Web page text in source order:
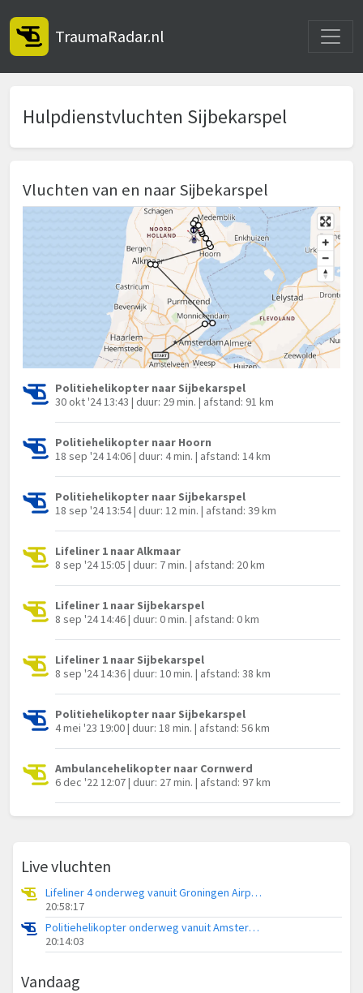
TraumaRadar.nl
Hulpdienstvluchten Sijbekarspel
Vluchten van en naar Sijbekarspel
Politiehelikopter naar Sijbekarspel
30 okt '24 13:43 | duur: 29 min. | afstand: 91 km
Politiehelikopter naar Hoorn
18 sep '24 14:06 | duur: 4 min. | afstand: 14 km
Politiehelikopter naar Sijbekarspel
18 sep '24 13:54 | duur: 12 min. | afstand: 39 km
Lifeliner 1 naar Alkmaar
8 sep '24 15:05 | duur: 7 min. | afstand: 20 km
Lifeliner 1 naar Sijbekarspel
8 sep '24 14:46 | duur: 0 min. | afstand: 0 km
Lifeliner 1 naar Sijbekarspel
8 sep '24 14:36 | duur: 10 min. | afstand: 38 km
Politiehelikopter naar Sijbekarspel
4 mei '23 19:00 | duur: 18 min. | afstand: 56 km
Ambulancehelikopter naar Cornwerd
6 dec '22 12:07 | duur: 27 min. | afstand: 97 km
Live vluchten
Lifeliner 4 onderweg vanuit Groningen Airport Eelde
20:58:17
Politiehelikopter onderweg vanuit Amsterdam Vliegveld Schiphol
20:14:03
Vandaag